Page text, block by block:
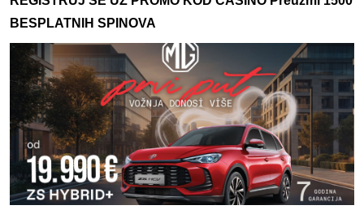
BESPLATNIH SPINOVA